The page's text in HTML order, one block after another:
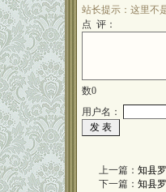
站长提示：这里不
点 评：
数0
用户名：
上一篇： 知县
下一篇： 知县